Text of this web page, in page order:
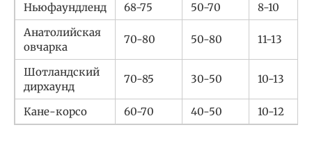
Ньюфаундленд
68-75 50-70
8-10
Анатолийская
овчарка
70-80 50-80 11-13
Шотландский
дирхаунд
70-85 30-50 10-13
Кане-корсо 60-70 40-50 10-12